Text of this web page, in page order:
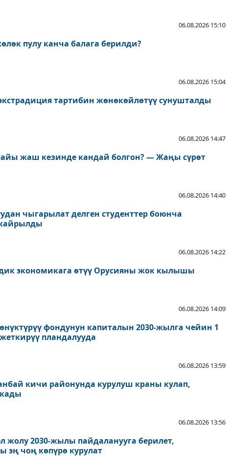
06.08.2026 15:10
пулу канча балага берилди?
06.08.2026 15:04
тартибин жөнөкөйлөтүү сунушталды
06.08.2026 14:47
жаш кезинде кандай болгон? — Жаңы сүрөт
06.08.2026 14:40
чыгарылат делген студенттер боюнча
06.08.2026 14:22
экономикага өтүү Орусияны жок кылышы
06.08.2026 14:09
фондунун капиталын 2030-жылга чейин 1
пландалууда
06.08.2026 13:59
кичи районунда курулуш краны кулап,
06.08.2026 13:56
жолу 2030-жылы пайдаланууга берилет,
эң чоң көпүрө курулат